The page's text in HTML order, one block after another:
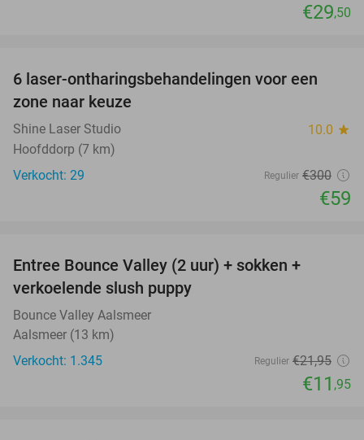
€29,50
80%
6 laser-ontharingsbehandelingen voor een
zone naar keuze
Shine Laser Studio 10.0 star
Hoofddorp (7 km)
Verkocht: 29
Regulier €300
€59
Entree Bounce Valley (2 uur) + sokken +
verkoelende slush puppy
Bounce Valley Aalsmeer
Aalsmeer (13 km)
Verkocht: 1.345
Regulier €21,95
€11 ,95